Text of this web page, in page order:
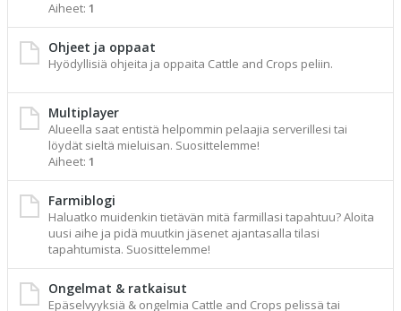
Aiheet: 1
Ohjeet ja oppaat
Hyödyllisiä ohjeita ja oppaita Cattle and Crops peliin.
Multiplayer
Alueella saat entistä helpommin pelaajia serverillesi tai
löydät sieltä mieluisan. Suosittelemme!
Aiheet: 1
Farmiblogi
Haluatko muidenkin tietävän mitä farmillasi tapahtuu? Aloita
uusi aihe ja pidä muutkin jäsenet ajantasalla tilasi
tapahtumista. Suosittelemme!
Ongelmat & ratkaisut
Epäselvyyksiä & ongelmia Cattle and Crops pelissä tai